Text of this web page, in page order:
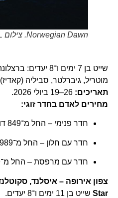
Norwegian Dawn. צילום NCL
שייט בן 7 ימים ו־8
מוטריל, גיברלטר, סביליה (קאדיז),
תאריכים:26–19 ביולי 2026.
מחירים לאדם בחדר זוגי:
חדר פנימי – החל מ־849 דולר.
חדר עם חלון – החל מ־989 דולר.
חדר עם מרפסת – החל מ־1,579 דולר.
Star שייט בן 11 ימים ו־8 יעדים.